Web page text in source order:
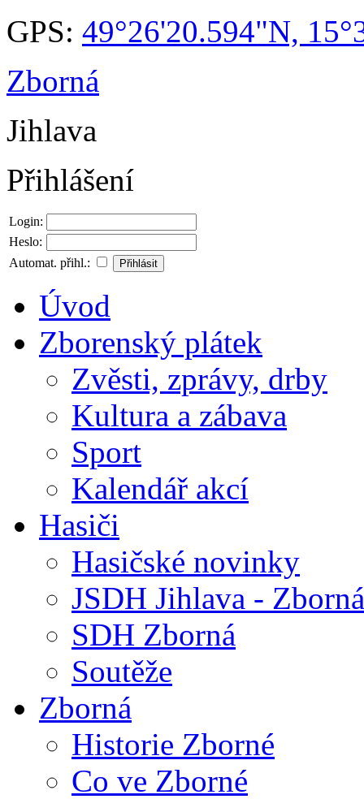
GPS: 49°26'20.594"N,
Zborná
Jihlava
Přihlášení
Login:
Heslo:
Automat. přihl.:
Úvod
Zborenský plátek
Zvěsti, zprávy, drby
Kultura a zábava
Sport
Kalendář akcí
Hasiči
Hasičské novinky
JSDH Jihlava - Zborná
SDH Zborná
Soutěže
Zborná
Historie Zborné
Co ve Zborné